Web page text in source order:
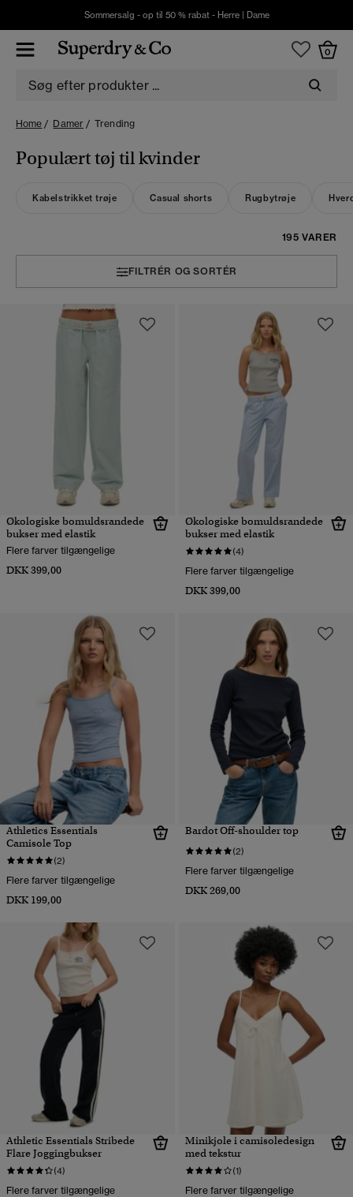
Sommersalg - op til 50 % rabat - Herre| Dame
0
Home Damer Trending
Populært tøj til kvinder
Kabelstrikket trøje Casual shorts Rugbytrøje
195 VARER
FILTRÉR OG SORTÉR
Økologiske bomuldsrandede
bukser med elastik
Flere farver tilgængelige
DKK 399,00
Økologiske bomuldsrandede
bukser med elastik
(4)
Flere farver tilgængelige
DKK 399,00
Athletics Essentials
Camisole Top
(2)
Flere farver tilgængelige
DKK 199,00
Bardot Off-shoulder top
(2)
Flere farver tilgængelige
DKK 269,00
Athletic Essentials Stribede
Flare Joggingbukser
(4)
Flere farver tilgængelige
Minikjole i camisoledesign
med tekstur
(1)
Flere farver tilgængelige